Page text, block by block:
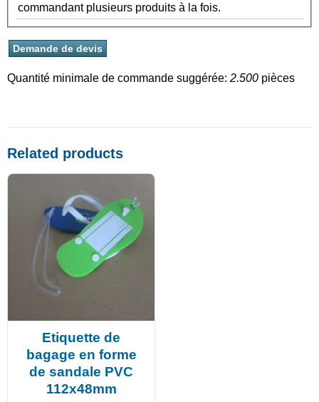
commandant plusieurs produits à la fois.
Quantité minimale de commande suggérée: 2.500 pièces
Related products
Etiquette de
bagage en forme
de sandale PVC
112x48mm